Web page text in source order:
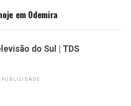
em Odemira
do Sul | TDS
PUBLICIDADE